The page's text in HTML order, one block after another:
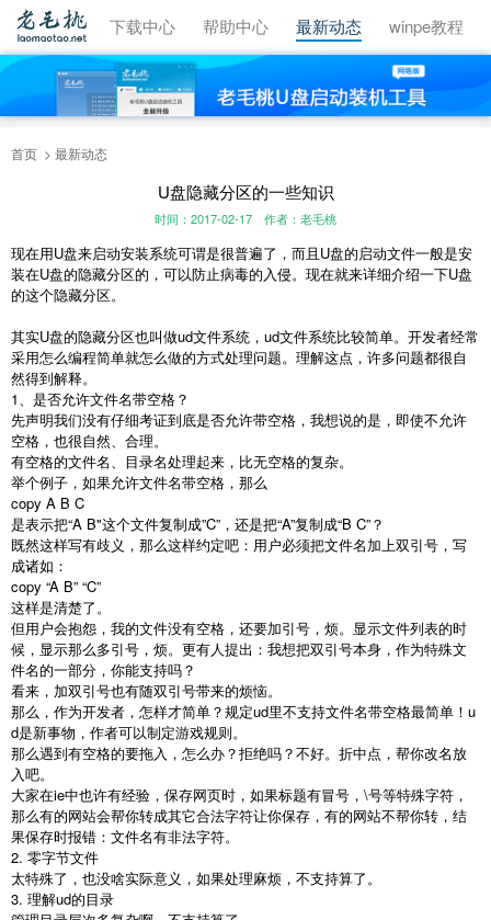
视频教程 下载中心 帮助中心 最新动态 winpe教程
首页 最新动态
U盘隐藏分区的一些知识
时间：2017-02-17 作者：老毛桃
现在用U盘来启动安装系统可谓是很普遍了，而且U盘的启动文件一般是安
装在U盘的隐藏分区的，可以防止病毒的入侵。现在就来详细介绍一下U盘
的这个隐藏分区。
其实U盘的隐藏分区也叫做ud文件系统，ud文件系统比较简单。开发者经常
采用怎么编程简单就怎么做的方式处理问题。理解这点，许多问题都很自
然得到解释。
1、是否允许文件名带空格？
先声明我们没有仔细考证到底是否允许带空格，我想说的是，即使不允许
空格，也很自然、合理。
有空格的文件名、目录名处理起来，比无空格的复杂。
举个例子，如果允许文件名带空格，那么
copy A B C
是表示把“A B"这个文件复制成”C”，还是把“A”复制成“B C”？
既然这样写有歧义，那么这样约定吧：用户必须把文件名加上双引号，写
成诸如：
copy “A B” “C”
这样是清楚了。
但用户会抱怨，我的文件没有空格，还要加引号，烦。显示文件列表的时
候，显示那么多引号，烦。更有人提出：我想把双引号本身，作为特殊文
件名的一部分，你能支持吗？
看来，加双引号也有随双引号带来的烦恼。
那么，作为开发者，怎样才简单？规定ud里不支持文件名带空格最简单！u
d是新事物，作者可以制定游戏规则。
那么遇到有空格的要拖入，怎么办？拒绝吗？不好。折中点，帮你改名放
入吧。
大家在ie中也许有经验，保存网页时，如果标题有冒号，\号等特殊字符，
那么有的网站会帮你转成其它合法字符让你保存，有的网站不帮你转，结
果保存时报错：文件名有非法字符。
2. 零字节文件
太特殊了，也没啥实际意义，如果处理麻烦，不支持算了。
3. 理解ud的目录